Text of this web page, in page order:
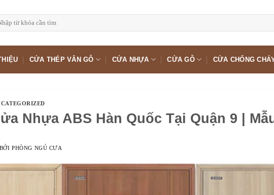
CỬA THÉP VÂN GỖ CỬA NHỰA CỬA GỖ CỬA CHỐNG
Nhựa ABS Hàn Quốc Tại Quận 9 |
BỞIPHÒNG NGỦ CƯA